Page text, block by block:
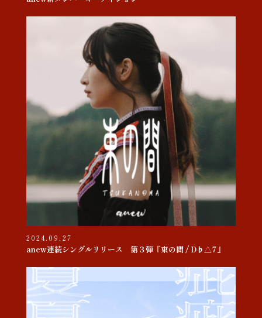
2024.09.27
anew連続シングルリリース 第３弾『束の間 / D♭△7』